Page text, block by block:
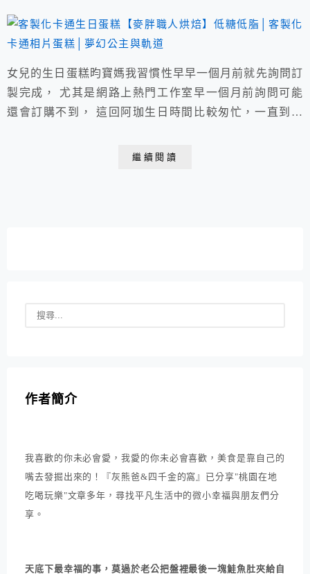
女兒的生日蛋糕昀寶媽我習慣性早早一個月前就先詢問訂
製完成， 尤其是網路上熱門工作室早一個月前詢問可能
還會訂購不到， 這回阿珈生日時間比較匆忙，一直到前
區蛋糕店，網上發現這家麥胖款式頗喜歡。 店家：麥胖
繼續閱讀
作者簡介
我喜歡的你未必會愛，我愛的你未必會喜歡，美食是靠自己的
嘴去發掘出來的！『灰熊爸&四千金的窩』已分享"桃園在地
吃喝玩樂"文章多年，尋找平凡生活中的微小幸福與朋友們分
享。
天底下最幸福的事，莫過於老公把盤裡最後一塊鮭魚肚夾給自